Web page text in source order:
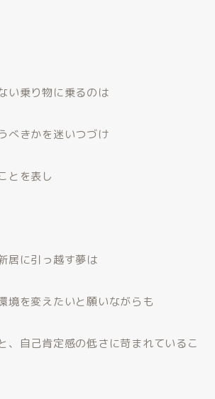
い乗り物に乗るのは
べきかを迷いつづけ
とを表し
居に引っ越す夢は
境を変えたいと願いながらも
、自己肯定感の低さに苛まれているこ